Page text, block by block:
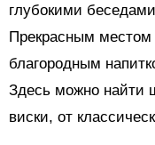
глубокими
Прекрасным местом
благородным
Здесь можно найти
виски, от